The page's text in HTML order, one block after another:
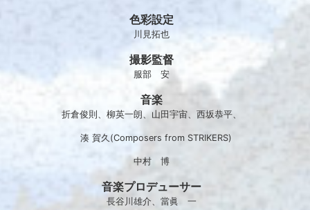
色彩設定
川見拓也
撮影監督
服部 安
音楽
折倉俊則、柳英一朗、山田宇宙、西坂恭平、
湊 賀久(Composers from STRIKERS)
中村 博
音楽プロデューサー
長谷川雄介、當眞 一